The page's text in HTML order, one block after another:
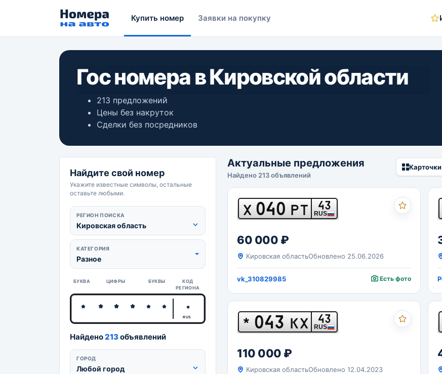
Купить номер Заявки на покупку
Гос номера в Кировской области
213 предложений
Цены без накруток
Сделки без посредников
Найдите свой номер
Укажите известные символы, остальные
оставьте любыми.
РЕГИОН ПОИСКА
Кировская область
КАТЕГОРИЯ
Разное
БУКВА ЦИФРЫ БУКВЫ
КОД
РЕГИОНА
RUS
Найдено213объявлений
ГОРОД
Любой город
Актуальные предложения
Найдено 213 объявлений
Карточки
Х 040 РТ 43
RUS
60 000 ₽
Кировская областьОбновлено 25.06.2026
vk_310829985 Есть фото
* 043 КХ 43
RUS
110 000 ₽
Кировская областьОбновлено 12.04.2023